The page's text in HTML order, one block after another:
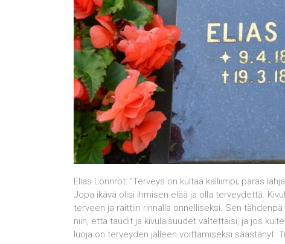
Elias Lönnrot: ”Terveys on kultaa kalliimpi; paras
Jopa ikävä olisi ihmisen elää ja olla terveydettä.
terveen ja raittiin rinnalla onnelliseksi. Sen
niin, että taudit ja kivulaisuudet vältettäisi, ja jos
luoja on terveyden jälleen voittamiseksi säästänyt.